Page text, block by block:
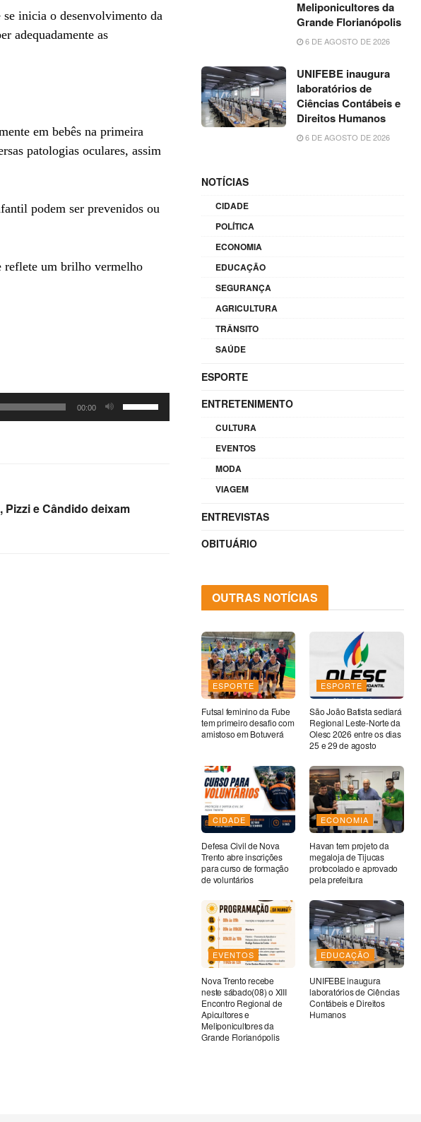
se inicia o desenvolvimento da
adequadamente as
em bebês na primeira
patologias oculares, assim
podem ser prevenidos ou
reflete um brilho vermelho
00:00
as
para
Pizzi e Cândido deixam
Meliponicultores da
Grande Florianópolis
6 DE AGOSTO DE 2026
UNIFEBE inaugura
laboratórios de
Ciências Contábeis e
Direitos Humanos
6 DE AGOSTO DE 2026
NOTÍCIAS
CIDADE
POLÍTICA
ECONOMIA
EDUCAÇÃO
SEGURANÇA
AGRICULTURA
TRÂNSITO
SAÚDE
ESPORTE
ENTRETENIMENTO
CULTURA
EVENTOS
MODA
VIAGEM
ENTREVISTAS
OBITUÁRIO
OUTRAS NOTÍCIAS
ESPORTE
Futsal feminino da Fube
tem primeiro desafio com
amistoso em Botuverá
ESPORTE
São João Batista sediará
Regional Leste-Norte da
Olesc 2026 entre os dias
25 e 29 de agosto
CIDADE
Defesa Civil de Nova
Trento abre inscrições
para curso de formação
de voluntários
ECONOMIA
Havan tem projeto da
megaloja de Tijucas
protocolado e aprovado
pela prefeitura
EVENTOS
Nova Trento recebe
neste sábado(08) o XIII
Encontro Regional de
Apicultores e
Meliponicultores da
Grande Florianópolis
EDUCAÇÃO
UNIFEBE inaugura
laboratórios de Ciências
Contábeis e Direitos
Humanos